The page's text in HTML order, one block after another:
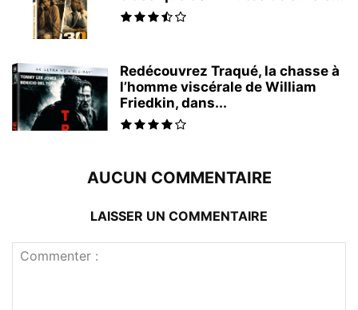
Redécouvrez Traqué, la chasse à
l’homme viscérale de William
Friedkin, dans...
AUCUN COMMENTAIRE
LAISSER UN COMMENTAIRE